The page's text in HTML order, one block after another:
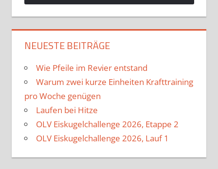
NEUESTE BEITRÄGE
Wie Pfeile im Revier entstand
Warum zwei kurze Einheiten Krafttraining
pro Woche genügen
Laufen bei Hitze
OLV Eiskugelchallenge 2026, Etappe 2
OLV Eiskugelchallenge 2026, Lauf 1